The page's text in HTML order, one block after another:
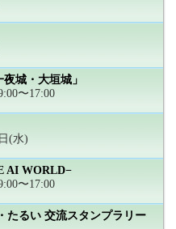
城・大垣城」
〜17:00
(水)
AI WORLD−
〜17:00
たるい 交流スタンプラリー